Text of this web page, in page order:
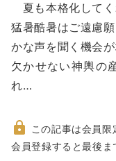
動
夏も本格化してく
猛暑酷暑はご遠慮
かな声を聞く機会
欠かせない神輿の
れ…
非
この記事は会員限
会員登録すると最後ま